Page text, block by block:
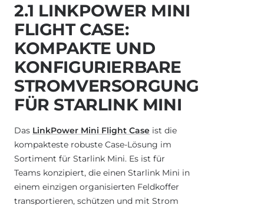
2.1 LINKPOWER MINI
FLIGHT CASE:
KOMPAKTE UND
KONFIGURIERBARE
STROMVERSORGUNG
FÜR STARLINK MINI
Das LinkPower Mini Flight Case ist die
kompakteste robuste Case-Lösung im
Sortiment für Starlink Mini. Es ist für
Teams konzipiert, die einen Starlink Mini in
einem einzigen organisierten Feldkoffer
transportieren, schützen und mit Strom